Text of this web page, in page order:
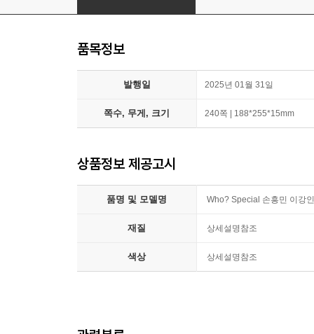
품목정보
발행일 2025년 01월 31일
쪽수, 무게, 크기 240쪽 | 188*255*15mm
상품정보 제공고시
품명 및 모델명 Who? Special 손흥민 이강
재질 상세설명참조
색상 상세설명참조